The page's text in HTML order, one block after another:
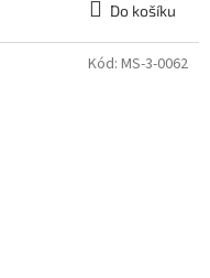
Do košíku
Kód: MS-3-0062